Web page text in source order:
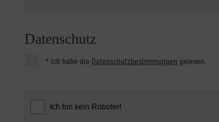
Datenschutz
* Ich habe die Datenschutzbestimmungen gelesen.